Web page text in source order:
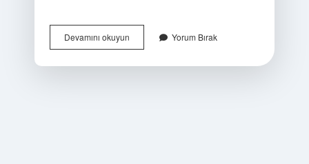
Devamını okuyunTürk
Askeri
Yorum Bırak